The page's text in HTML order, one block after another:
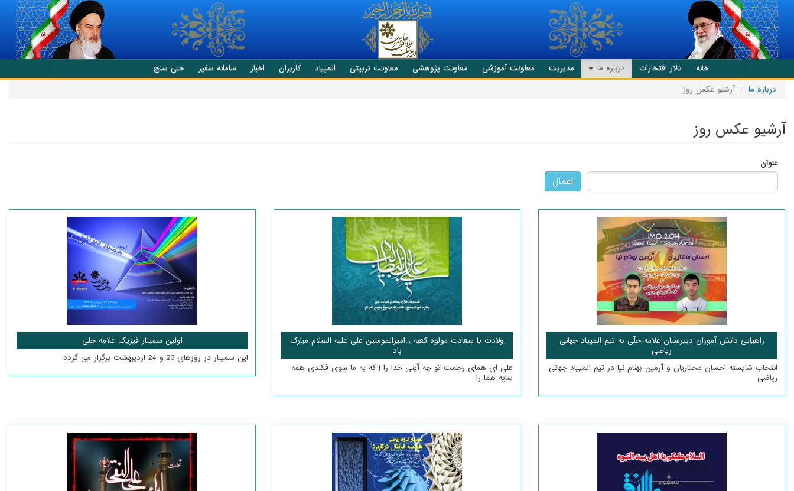
انتقال به محتوای اصلی
خانه تالار افتخارات درباره ما مدیریت معاونت آموزشی معاونت پژوهشی معاونت تربیتی المپیاد کاربران اخبار سامانه سفیر
حلی سنج
درباره ما
آرشیو عکس روز
آرشیو عکس روز
عنوان
اعمال
راهیابی دانش آموزان دبیرستان علامه حلّی به تیم المپیاد جهانی
ریاضی
انتخاب شایسته احسان مختاریان و آرمین بهنام نیا در تیم المپیاد جهانی
ریاضی
ولادت با سعادت مولود کعبه ، امیرالمومنین علی علیه السلام مبارک
باد
علی ای همای رحمت تو چه آیتی خدا را | که به ما سوی فکندی همه
سایه هما را
اولین سمینار فیزیک علامه حلی
این سمینار در روزهای 23 و 24 اردیبهشت برگزار می گردد